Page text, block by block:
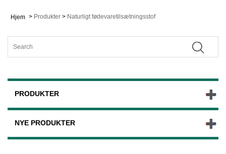
Hjem > Produkter > Naturligt fødevaretilsætningsstof
PRODUKTER
NYE PRODUKTER